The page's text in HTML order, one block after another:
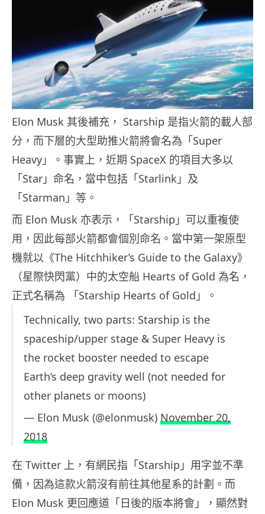
Elon Musk 其後補充， Starship 是指火箭的載人部
分，而下層的大型助推火箭將會名為「Super
Heavy」。事實上，近期 SpaceX 的項目大多以
「Star」命名，當中包括「Starlink」及
「Starman」等。
而 Elon Musk 亦表示，「Starship」可以重複使
用，因此每部火箭都會個別命名。當中第一架原型
機就以《The Hitchhiker’s Guide to the Galaxy》
（星際快閃黨）中的太空船 Hearts of Gold 為名，
正式名稱為 「Starship Hearts of Gold」。
Technically, two parts: Starship is the
spaceship/upper stage & Super Heavy is
the rocket booster needed to escape
Earth’s deep gravity well (not needed for
other planets or moons)
— Elon Musk (@elonmusk) November 20,
2018
在 Twitter 上，有網民指「Starship」用字並不準
備，因為這款火箭沒有前往其他星系的計劃。而
Elon Musk 更回應道「日後的版本將會」，顯然對